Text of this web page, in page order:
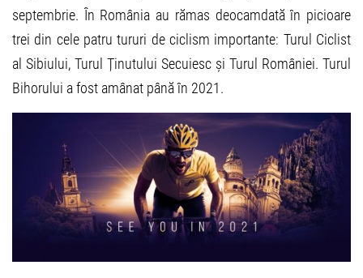
septembrie. În România au rămas deocamdată în picioare
trei din cele patru tururi de ciclism importante: Turul Ciclist
al Sibiului, Turul Ținutului Secuiesc și Turul României. Turul
Bihorului a fost amânat până în 2021.